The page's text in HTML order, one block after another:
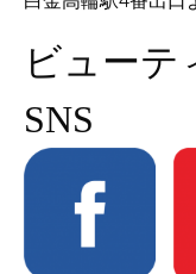
ビューテ
SNS